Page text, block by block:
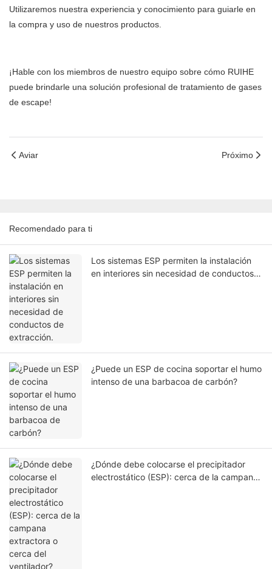
Utilizaremos nuestra experiencia y conocimiento para guiarle en
la compra y uso de nuestros productos.
¡Hable con los miembros de nuestro equipo sobre cómo RUIHE
puede brindarle una solución profesional de tratamiento de gases
de escape!
Aviar Próximo
Recomendado para ti
Los sistemas ESP permiten la instalación
en interiores sin necesidad de conductos
¿Puede un ESP de cocina soportar el humo
intenso de una barbacoa de carbón?
¿Dónde debe colocarse el precipitador
electrostático (ESP): cerca de la campana